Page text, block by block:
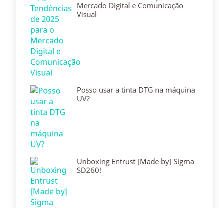
Mercado Digital e Comunicação
Visual
Posso usar a tinta DTG na máquina
UV?
Unboxing Entrust [Made by] Sigma
SD260!